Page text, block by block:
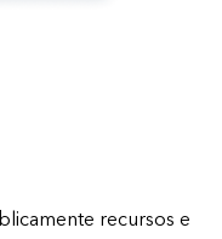
recursos e